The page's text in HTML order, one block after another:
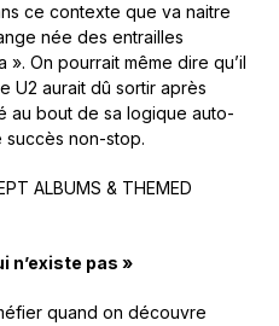
ce contexte que va naitre
née des entrailles
On pourrait même dire qu’il
U2 aurait dû sortir après
au bout de sa logique auto-
non-stop.
n’existe pas »
quand on découvre